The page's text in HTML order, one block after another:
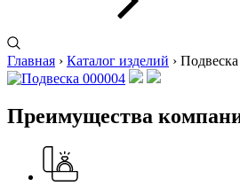
Главная › Каталог изделий ›
Преимущества